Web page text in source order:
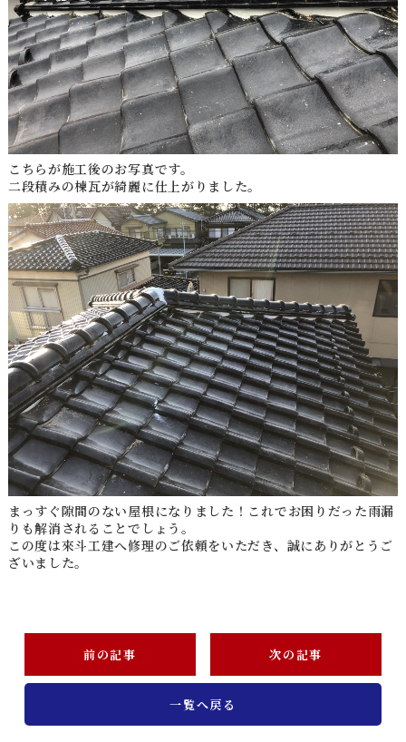
こちらが施工後のお写真です。
二段積みの棟瓦が綺麗に仕上がりました。
まっすぐ隙間のない屋根になりました！これでお困りだった雨漏
りも解消されることでしょう。
この度は來斗工建へ修理のご依頼をいただき、誠にありがとうご
ざいました。
前の記事 次の記事
一覧へ戻る